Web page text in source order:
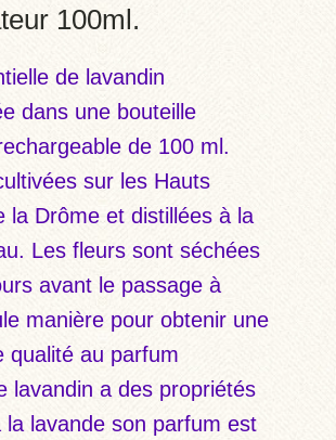
100ml.
de lavandin
dans une bouteille
de 100 ml.
sur les Hauts
la Drôme et distillées à la
Les fleurs sont séchées
avant le passage à
manière pour obtenir une
qualité au parfum
lavandin a des propriétés
la lavande son parfum est